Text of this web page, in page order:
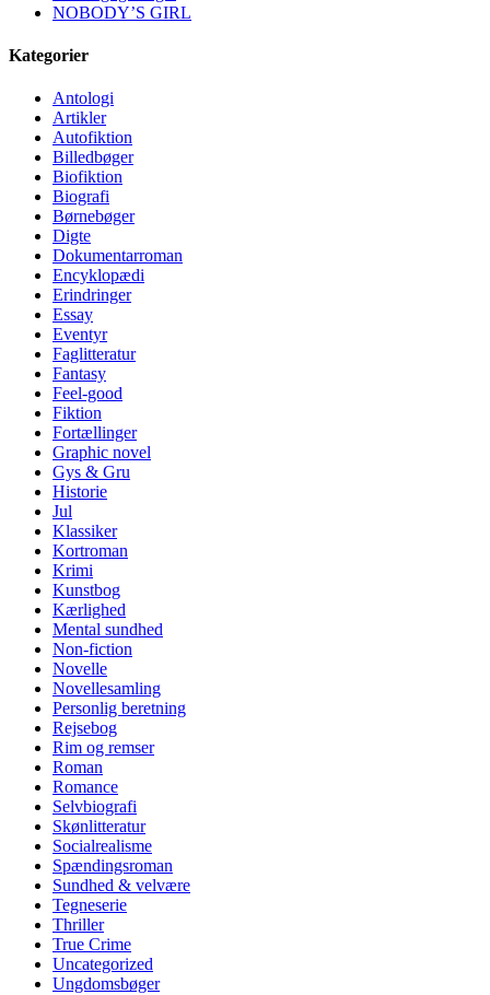
NOBODY’S GIRL
Kategorier
Antologi
Artikler
Autofiktion
Billedbøger
Biofiktion
Biografi
Børnebøger
Digte
Dokumentarroman
Encyklopædi
Erindringer
Essay
Eventyr
Faglitteratur
Fantasy
Feel-good
Fiktion
Fortællinger
Graphic novel
Gys & Gru
Historie
Jul
Klassiker
Kortroman
Krimi
Kunstbog
Kærlighed
Mental sundhed
Non-fiction
Novelle
Novellesamling
Personlig beretning
Rejsebog
Rim og remser
Roman
Romance
Selvbiografi
Skønlitteratur
Socialrealisme
Spændingsroman
Sundhed & velvære
Tegneserie
Thriller
True Crime
Uncategorized
Ungdomsbøger